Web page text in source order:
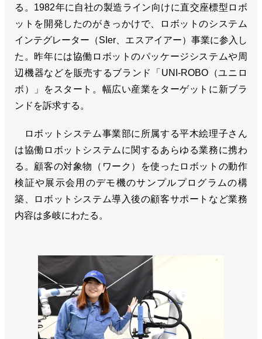
る。1982年に自社の製造ライン向けに直交座標型ロボ
ットを開発したのがきっかけで、ロボットのシステム
インテグレーター（SIer、エスアイアー）事業に参入し
た。昨年には協働ロボットのパッケージシステムや周
辺機器などを販売するブランド「UNI-ROBO（ユニロ
ボ）」をスタート。幅広い産業をターゲットに新ブラ
ンドを訴求する。
ロボットシステム事業部に所属する平木絵理子さん
は協働ロボットシステムに関するあらゆる業務に携わ
る。顧客の対象物（ワーク）を使ったロボットの動作
検証や展示会用のデモ機のサンプルプログラムの構
築、ロボットシステム導入後の顧客サポートなど業務
内容は多岐にわたる。